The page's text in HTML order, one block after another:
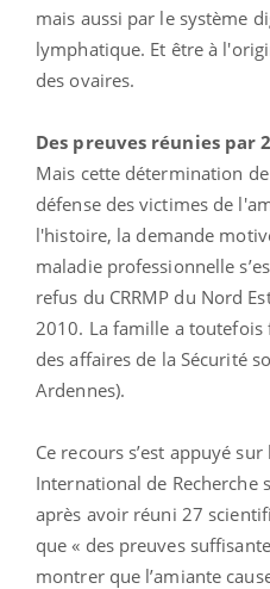
mais aussi par le système
lymphatique. Et être à
des ovaires.
Des preuves réunies par
Mais cette détermination
défense des victimes de
l'histoire, la demande
maladie professionnelle
refus du CRRMP du Nord
2010. La famille a
des affaires de la Sécurité
Ardennes).
Ce recours s’est appuyé
International de Recherche
après avoir réuni 27
que « des preuves
montrer que l’amiante